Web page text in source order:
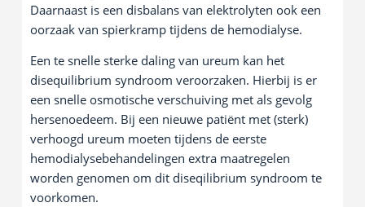
Daarnaast is een disbalans van elektrolyten ook een
oorzaak van spierkramp tijdens de hemodialyse.
Een te snelle sterke daling van ureum kan het
disequilibrium syndroom veroorzaken. Hierbij is er
een snelle osmotische verschuiving met als gevolg
hersenoedeem. Bij een nieuwe patiënt met (sterk)
verhoogd ureum moeten tijdens de eerste
hemodialysebehandelingen extra maatregelen
worden genomen om dit diseqilibrium syndroom te
voorkomen.